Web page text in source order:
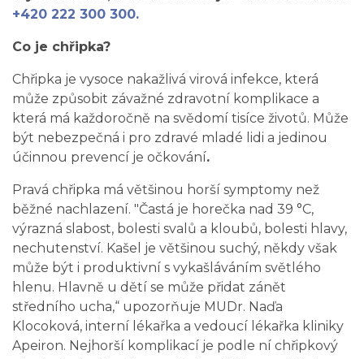
+420 222 300 300.
Co je chřipka?
Chřipka je vysoce nakažlivá virová infekce, která
může způsobit závažné zdravotní komplikace a
která má každoročně na svědomí tisíce životů. Může
být nebezpečná i pro zdravé mladé lidi a jedinou
účinnou prevencí je očkování.
Pravá chřipka má většinou horší symptomy než
běžné nachlazení. "Častá je horečka nad 39 °C,
výrazná slabost, bolesti svalů a kloubů, bolesti hlavy,
nechutenství. Kašel je většinou suchý, někdy však
může být i produktivní s vykašláváním světlého
hlenu. Hlavně u dětí se může přidat zánět
středního ucha,“ upozorňuje MUDr. Naďa
Klocoková, interní lékařka a vedoucí lékařka kliniky
Apeiron. Nejhorší komplikací je podle ní chřipkový